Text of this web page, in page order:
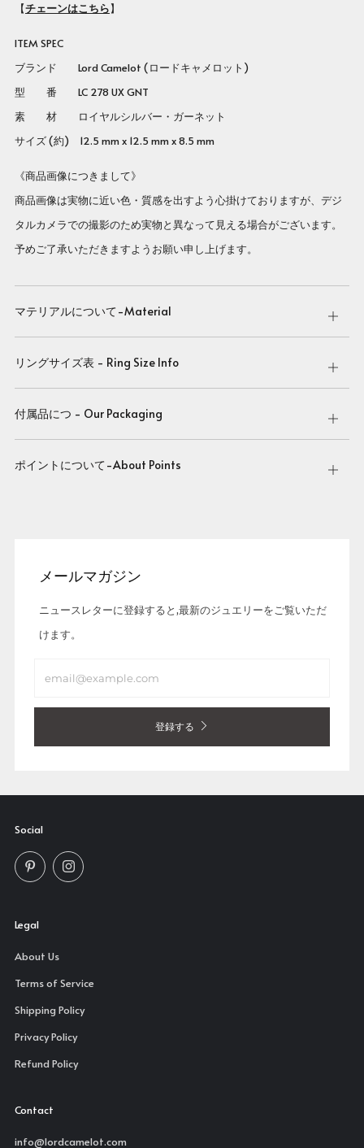
【チェーンはこちら】
ITEM SPEC
ブランド Lord Camelot (ロードキャメロット)
型 番 LC 278 UX GNT
素 材 ロイヤルシルバー・ガーネット
サイズ (約) 12.5 mm x 12.5 mm x 8.5 mm
《商品画像につきまして》
商品画像は実物に近い色・質感を出すよう心掛けておりますが、デジ
タルカメラでの撮影のため実物と異なって見える場合がございます。
予めご了承いただきますようお願い申し上げます。
マテリアルについて-Material
Open
tab
リングサイズ表 - Ring Size Info
Open
tab
付属品につ - Our Packaging
Open
tab
ポイントについて-About Points
Open
メールマガジン
ニュースレターに登録すると,最新のジュエリーをご覧いただ
けます。
登録する
Social
PinterestInstagram
Legal
About Us
Terms of Service
Shipping Policy
Privacy Policy
Refund Policy
Contact
info@lordcamelot.com